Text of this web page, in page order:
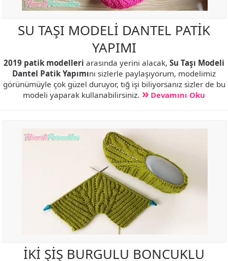
SU TAŞI MODELİ DANTEL PATİK
YAPIMI
2019 patik modelleri arasında yerini alacak, Su Taşı Modeli
Dantel Patik Yapımını sizlerle paylaşıyorum, modelimiz
görünümüyle çok güzel duruyor, tığ işi biliyorsanız sizler de bu
modeli yaparak kullanabilirsiniz.
Devamını Oku
İKİ ŞİŞ BURGULU BONCUKLU